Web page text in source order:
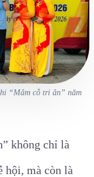
“Mâm cỗ tri ân” năm
không chỉ là
hội, mà còn là